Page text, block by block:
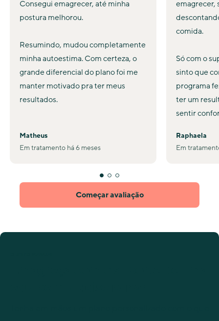
Consegui emagrecer, até minha
postura melhorou.
Resumindo, mudou completamente
minha autoestima. Com certeza, o
grande diferencial do plano foi me
manter motivado pra ter meus
resultados.
Matheus
Em tratamento há 6 meses
emagrecer,
comida.
Só com o
sinto que
programa
ter um
sentir
Raphaela
Em
Começar avaliação